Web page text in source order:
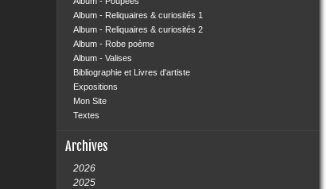
Album - Reliquaires & curiosités 1
Album - Reliquaires & curiosités 2
Album - Robe poème
Album - Valises
Bibliographie et Livres d'artiste
Expositions
Mon Site
Textes
Archives
2026
2025